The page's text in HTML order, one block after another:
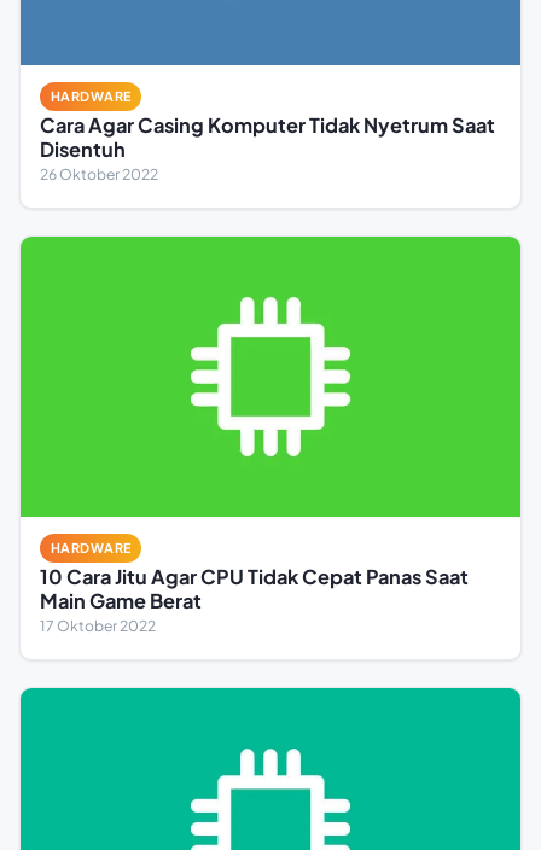
HARDWARE
Cara Agar Casing Komputer Tidak Nyetrum Saat
Disentuh
26 Oktober 2022
HARDWARE
10 Cara Jitu Agar CPU Tidak Cepat Panas Saat
Main Game Berat
17 Oktober 2022